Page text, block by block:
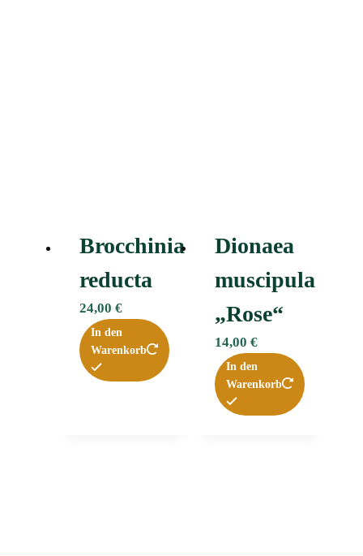
Brocchinia
reducta
24,00 €
In den
Warenkorb
Dionaea
muscipula
„Rose“
14,00 €
In den
Warenkorb